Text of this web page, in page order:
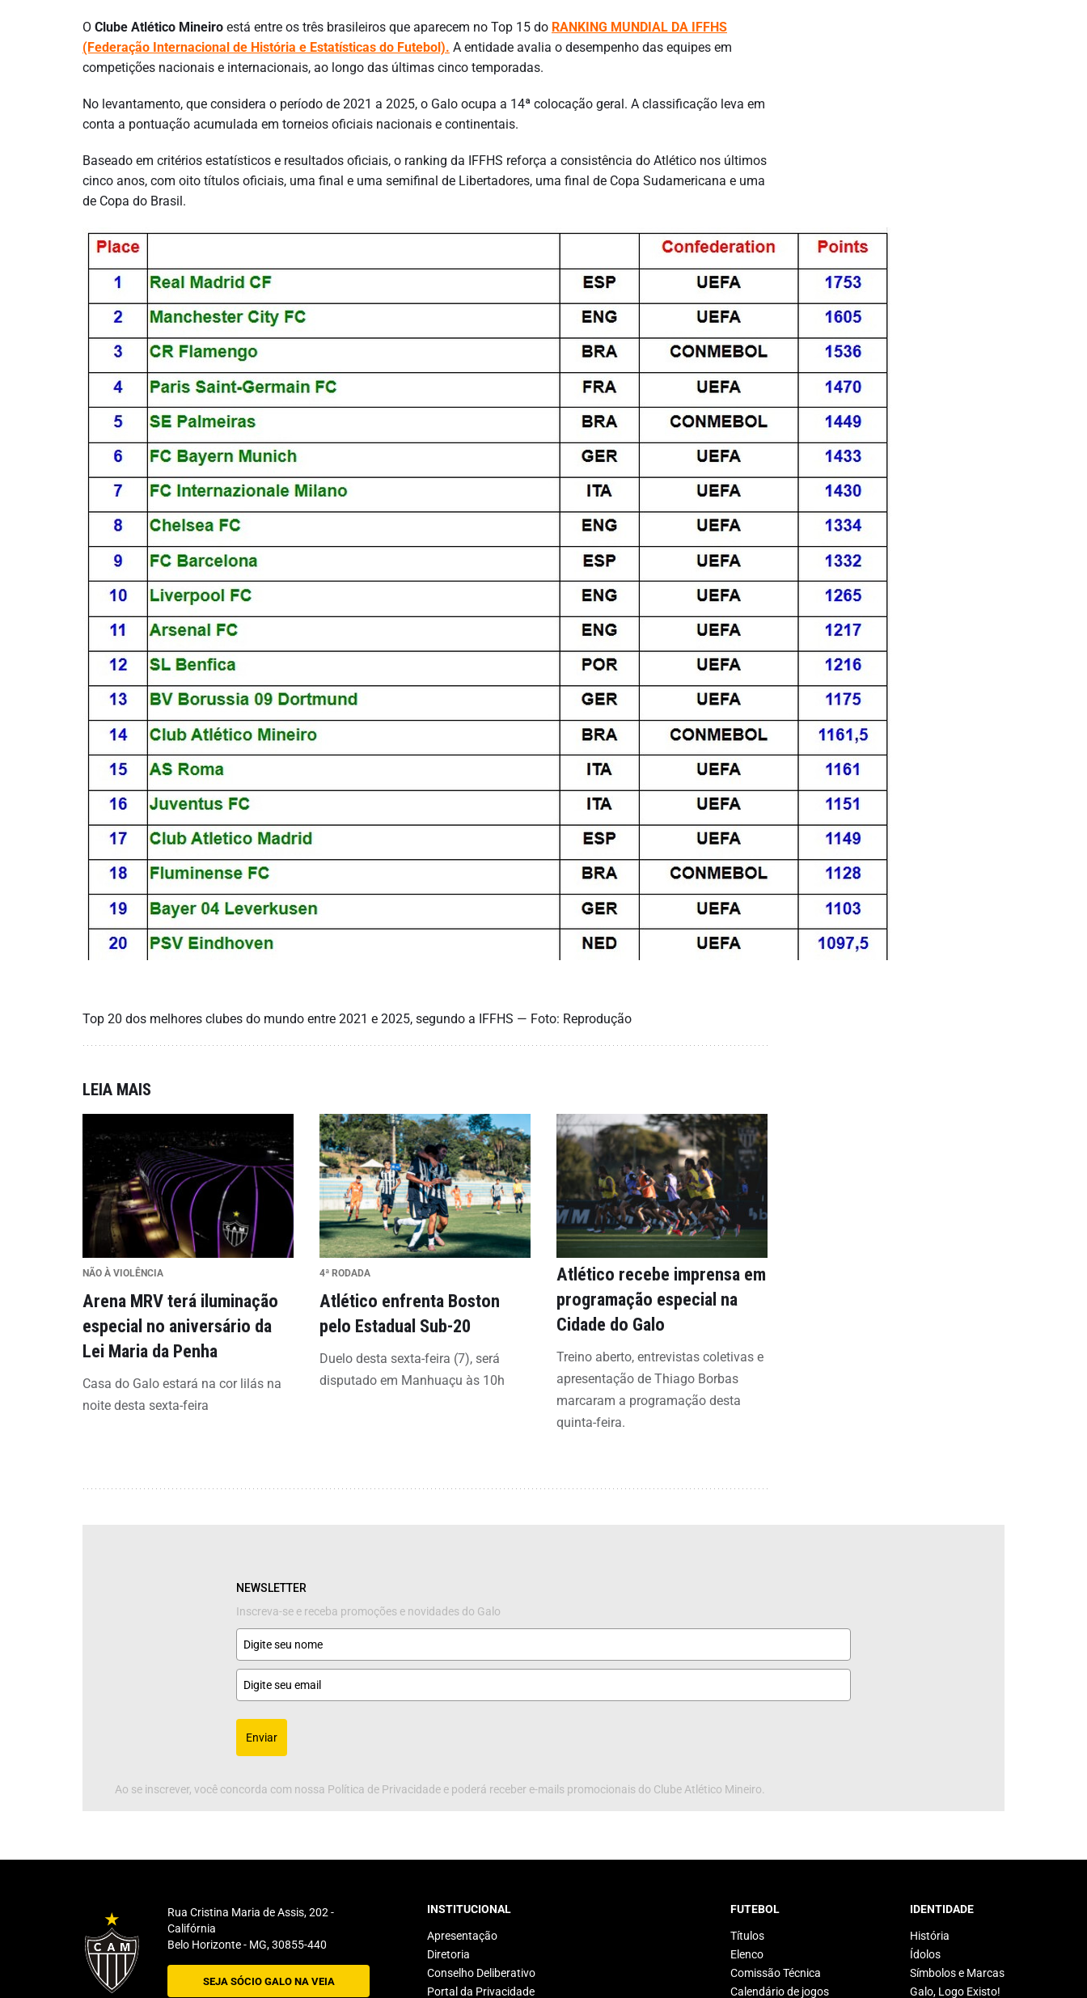
O Clube Atlético Mineiro está entre os três brasileiros que aparecem no Top 15 do RANKING MUNDIAL DA IFFHS
(Federação Internacional de História e Estatísticas do Futebol). A entidade avalia o desempenho das equipes em
competições nacionais e internacionais, ao longo das últimas cinco temporadas.
No levantamento, que considera o período de 2021 a 2025, o Galo ocupa a 14ª colocação geral. A classificação leva em
conta a pontuação acumulada em torneios oficiais nacionais e continentais.
Baseado em critérios estatísticos e resultados oficiais, o ranking da IFFHS reforça a consistência do Atlético nos últimos
cinco anos, com oito títulos oficiais, uma final e uma semifinal de Libertadores, uma final de Copa Sudamericana e uma
de Copa do Brasil.
Top 20 dos melhores clubes do mundo entre 2021 e 2025, segundo a IFFHS — Foto: Reprodução
LEIA MAIS
NÃO À VIOLÊNCIA
Arena MRV terá iluminação
especial no aniversário da
Lei Maria da Penha
Casa do Galo estará na cor lilás na
noite desta sexta-feira
4ª RODADA
Atlético enfrenta Boston
pelo Estadual Sub-20
Duelo desta sexta-feira (7), será
disputado em Manhuaçu às 10h
Atlético recebe imprensa em
programação especial na
Cidade do Galo
Treino aberto, entrevistas coletivas e
apresentação de Thiago Borbas
marcaram a programação desta
quinta-feira.
NEWSLETTER
Inscreva-se e receba promoções e novidades do Galo
Enviar
Ao se inscrever, você concorda com nossa Política de Privacidade e poderá receber e-mails promocionais do Clube Atlético Mineiro.
Rua Cristina Maria de Assis, 202 -
Califórnia
Belo Horizonte - MG, 30855-440
SEJA SÓCIO GALO NA VEIA
INSTITUCIONAL
Apresentação
Diretoria
Conselho Deliberativo
Portal da Privacidade
FUTEBOL
Títulos
Elenco
Comissão Técnica
Calendário de jogos
IDENTIDADE
História
Ídolos
Símbolos e Marcas
Galo, Logo Existo!